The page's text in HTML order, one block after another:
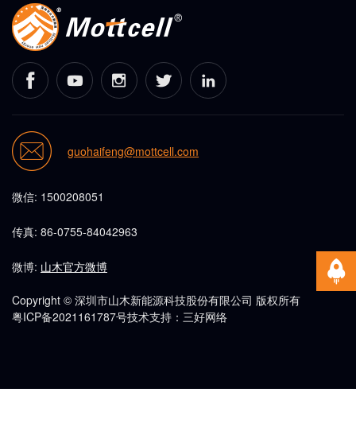
guohaifeng@mottcell.com
微信: 1500208051
传真: 86-0755-84042963
微博: 山木官方微博
Copyright © 深圳市山木新能源科技股份有限公司 版权所有
粤ICP备2021161787号技术支持：三好网络